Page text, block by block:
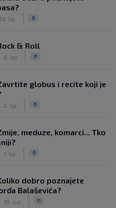
13. lip. 0
& Roll
8. lip. 0
globus i recite koji je
2. lip. 0
meduze, komarci... Tko
1. lip. 0
dobro poznajete
Balaševića?
18. svi. 11